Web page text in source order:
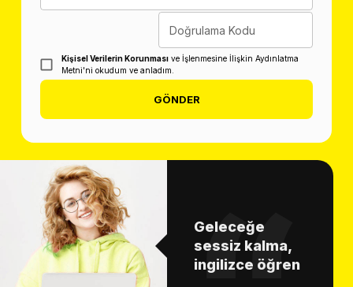
Doğrulama Kodu
Kişisel Verilerin Korunması ve İşlenmesine İlişkin Aydınlatma
Metni'ni okudum ve anladım.
GÖNDER
Geleceğe
sessiz kalma,
ingilizce öğren